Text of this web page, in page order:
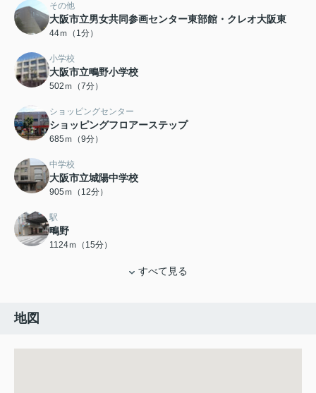
その他
大阪市立男女共同参画センター東部館・クレオ大阪東
44ｍ（1分）
小学校
大阪市立鴫野小学校
502ｍ（7分）
ショッピングセンター
ショッピングフロアーステップ
685ｍ（9分）
中学校
大阪市立城陽中学校
905ｍ（12分）
駅
鴫野
1124ｍ（15分）
すべて見る
地図